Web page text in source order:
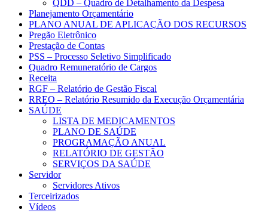
QDD – Quadro de Detalhamento da Despesa
Planejamento Orçamentário
PLANO ANUAL DE APLICAÇÃO DOS RECURSOS
Pregão Eletrônico
Prestação de Contas
PSS – Processo Seletivo Simplificado
Quadro Remuneratório de Cargos
Receita
RGF – Relatório de Gestão Fiscal
RREO – Relatório Resumido da Execução Orçamentária
SAÚDE
LISTA DE MEDICAMENTOS
PLANO DE SAÚDE
PROGRAMAÇÃO ANUAL
RELATÓRIO DE GESTÃO
SERVIÇOS DA SAÚDE
Servidor
Servidores Ativos
Terceirizados
Vídeos